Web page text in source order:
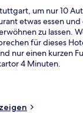
um nur 10
etwas essen
zu lassen.
für dieses
nur einen kurzen
4 Minuten.